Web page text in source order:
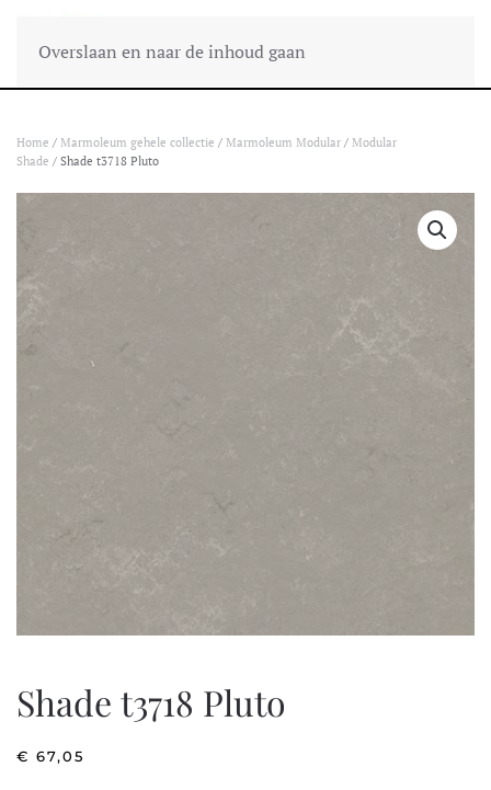
Overslaan en naar de inhoud gaan
Home / Marmoleum gehele collectie / Marmoleum Modular / Modular
Shade / Shade t3718 Pluto
Shade t3718 Pluto
€ 67,05